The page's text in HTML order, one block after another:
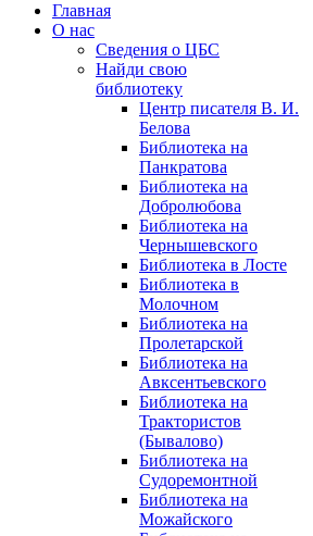
Главная
О нас
Сведения о ЦБС
Найди свою
библиотеку
Центр писателя В. И.
Белова
Библиотека на
Панкратова
Библиотека на
Добролюбова
Библиотека на
Чернышевского
Библиотека в Лосте
Библиотека в
Молочном
Библиотека на
Пролетарской
Библиотека на
Авксентьевского
Библиотека на
Трактористов
(Бывалово)
Библиотека на
Судоремонтной
Библиотека на
Можайского